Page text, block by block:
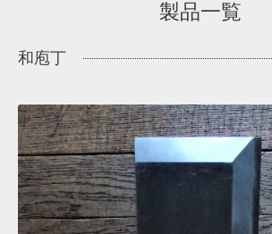
製品一覧
和庖丁